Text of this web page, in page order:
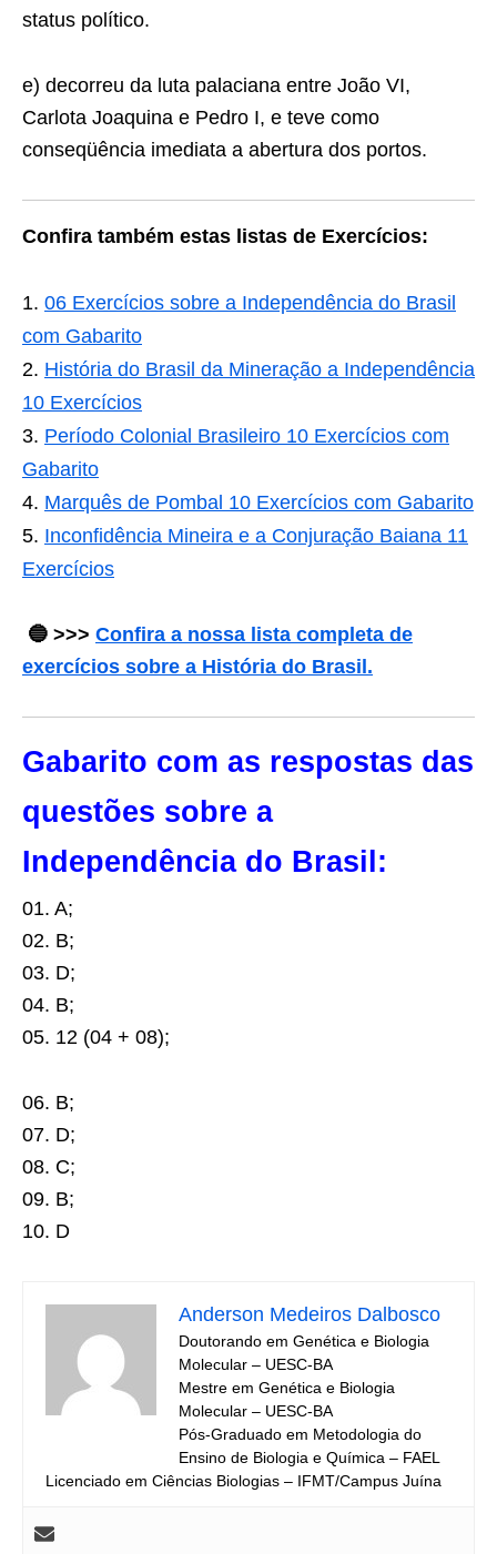
status político.
e) decorreu da luta palaciana entre João VI,
Carlota Joaquina e Pedro I, e teve como
conseqüência imediata a abertura dos portos.
Confira também estas listas de Exercícios:
06 Exercícios sobre a Independência do Brasil
com Gabarito
História do Brasil da Mineração a Independência
10 Exercícios
Período Colonial Brasileiro 10 Exercícios com
Gabarito
Marquês de Pombal 10 Exercícios com Gabarito
Inconfidência Mineira e a Conjuração Baiana 11
Exercícios
🔵 >>> Confira a nossa lista completa de
exercícios sobre a História do Brasil.
Gabarito com as respostas das
questões sobre a
Independência do Brasil:
01. A;
02. B;
03. D;
04. B;
05. 12 (04 + 08);
06. B;
07. D;
08. C;
09. B;
10. D
Anderson Medeiros Dalbosco
Doutorando em Genética e Biologia
Molecular – UESC-BA
Mestre em Genética e Biologia
Molecular – UESC-BA
Pós-Graduado em Metodologia do
Ensino de Biologia e Química – FAEL
Licenciado em Ciências Biologias – IFMT/Campus Juína